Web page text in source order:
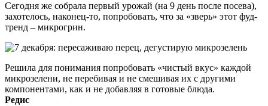
Сегодня же собрала первый урожай (на 9 день после посева),
захотелось, наконец-то, попробовать, что за «зверь» этот фуд-
тренд – микрогрин.
Решила для понимания попробовать «чистый вкус» каждой
микрозелени, не перебивая и не смешивая их с другими
компонентами, как и не добавляя в готовые блюда.
Редис